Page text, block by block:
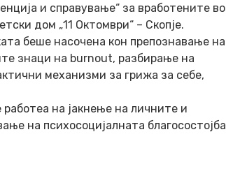
и справување“ за вработените во
дом „11 Октомври“ – Скопје.
беше насочена кон препознавање на
знаци на burnout, разбирање на
механизми за грижа за себе,
на јакнење на личните и
на психосоцијалната благосостојба